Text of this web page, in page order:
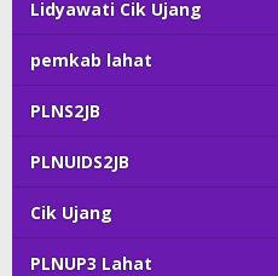
Lidyawati Cik Ujang
pemkab lahat
PLNS2JB
PLNUIDS2JB
Cik Ujang
PLNUP3 Lahat